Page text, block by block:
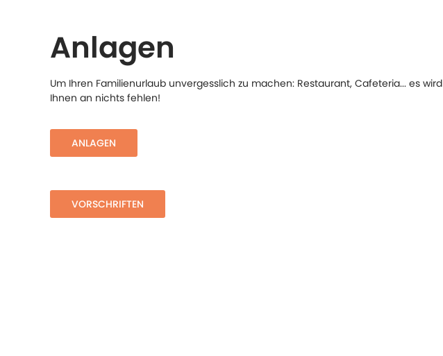
Anlagen
Um Ihren Familienurlaub unvergesslich zu machen: Restaurant, Cafeteria... es wird
Ihnen an nichts fehlen!
ANLAGEN
VORSCHRIFTEN